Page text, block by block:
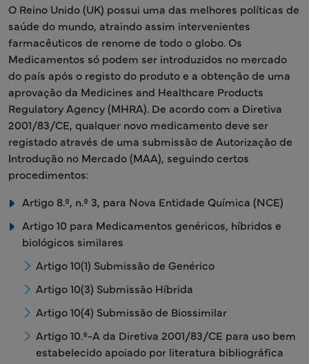
O Reino Unido (UK) possui uma das melhores políticas de
saúde do mundo, atraindo assim intervenientes
farmacêuticos de renome de todo o globo. Os
Medicamentos só podem ser introduzidos no mercado
do país após o registo do produto e a obtenção de uma
aprovação da Medicines and Healthcare Products
Regulatory Agency (MHRA). De acordo com a Diretiva
2001/83/CE, qualquer novo medicamento deve ser
registado através de uma submissão de Autorização de
Introdução no Mercado (MAA), seguindo certos
procedimentos:
Artigo 8.º, n.º 3, para Nova Entidade Química (NCE)
Artigo 10 para Medicamentos genéricos, híbridos e
biológicos similares
Artigo 10(1) Submissão de Genérico
Artigo 10(3) Submissão Híbrida
Artigo 10(4) Submissão de Biossimilar
Artigo 10.º-A da Diretiva 2001/83/CE para uso bem
estabelecido apoiado por literatura bibliográfica